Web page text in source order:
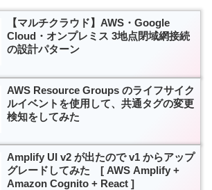
【マルチクラウド】AWS・Google
Cloud・オンプレミス 3地点閉域網接続
の設計パターン
AWS Resource Groups のライフサイク
ルイベントを使用して、共通タグの変更
検知をしてみた
Amplify UI v2 が出たので v1 からアップ
グレードしてみた [ AWS Amplify +
Amazon Cognito + React ]